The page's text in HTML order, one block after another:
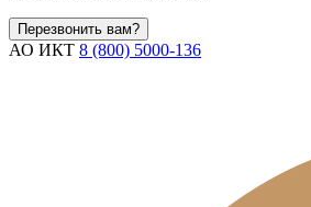
Перезвонить вам?
АО ИКТ 8 (800) 5000-136